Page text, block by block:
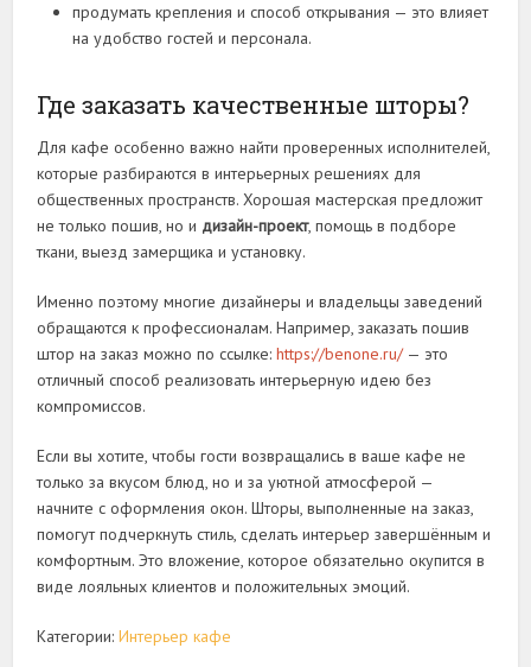
продумать крепления и способ открывания — это влияет
на удобство гостей и персонала.
Где заказать качественные шторы?
Для кафе особенно важно найти проверенных исполнителей,
которые разбираются в интерьерных решениях для
общественных пространств. Хорошая мастерская предложит
не только пошив, но и дизайн-проект, помощь в подборе
ткани, выезд замерщика и установку.
Именно поэтому многие дизайнеры и владельцы заведений
обращаются к профессионалам. Например, заказать пошив
штор на заказ можно по ссылке:https://benone.ru/— это
отличный способ реализовать интерьерную идею без
компромиссов.
Если вы хотите, чтобы гости возвращались в ваше кафе не
только за вкусом блюд, но и за уютной атмосферой —
начните с оформления окон. Шторы, выполненные на заказ,
помогут подчеркнуть стиль, сделать интерьер завершённым и
комфортным. Это вложение, которое обязательно окупится в
виде лояльных клиентов и положительных эмоций.
Категории:Интерьер кафе